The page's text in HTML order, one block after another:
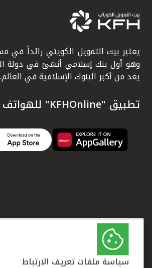
يعتبر بيت التمويل الكويتي رائداً في
يعد من أكبر البنوك الإسلامية في
تطبيق "KFHOnline" للهواتف الذكية
سياسة ملفات تعريف الارتباط